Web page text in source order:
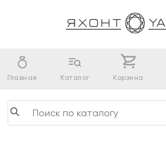
Главная Каталог Корзина